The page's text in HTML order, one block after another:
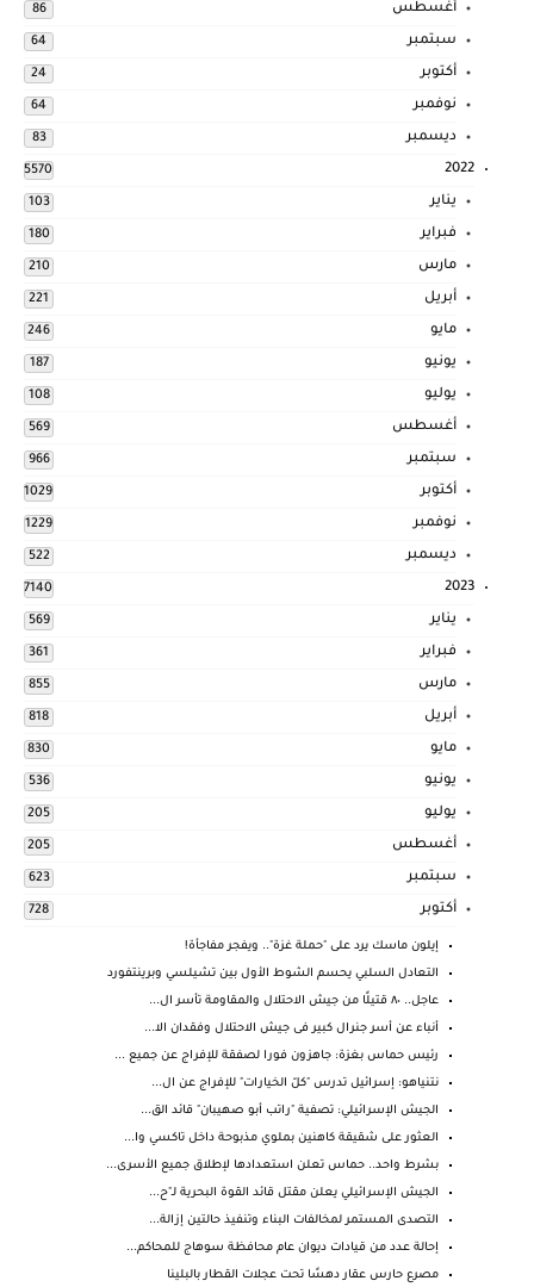
أغسطس 86
سبتمبر 64
أكتوبر 24
نوفمبر 64
ديسمبر 83
2022
5570
يناير 103
فبراير 180
مارس 210
أبريل 221
مايو 246
يونيو 187
يوليو 108
أغسطس 569
سبتمبر 966
أكتوبر 1029
نوفمبر 1229
ديسمبر 522
2023
7140
يناير 569
فبراير 361
مارس 855
أبريل 818
مايو 830
يونيو 536
يوليو 205
أغسطس 205
سبتمبر 623
أكتوبر 728
إيلون ماسك يرد على "حملة غزة".. ويفجر مفاجأة!
التعادل السلبي يحسم الشوط الأول بين تشيلسي وبرينتفورد
عاجل.. ٨٠ قتيلًا من جيش الاحتلال والمقاومة تأسر ال...
أنباء عن أسر جنرال كبير فى جيش الاحتلال وفقدان الا...
رئيس حماس بغزة: جاهزون فورا لصفقة للإفراج عن جميع ...
نتنياهو: إسرائيل تدرس "كلّ الخيارات" للإفراج عن ال...
الجيش الإسرائيلي: تصفية "راتب أبو صهيبان" قائد الق...
العثور على شقيقة كاهنين بملوي مذبوحة داخل تاكسي وا...
بشرط واحد.. حماس تعلن استعدادها لإطلاق جميع الأسرى...
الجيش الإسرائيلي يعلن مقتل قائد القوة البحرية لـ"ح...
التصدى المستمر لمخالفات البناء وتنفيذ حالتين إزالة...
إحالة عدد من قيادات ديوان عام محافظة سوهاج للمحاكم...
مصرع حارس عقار دهسًا تحت عجلات القطار بالبلينا